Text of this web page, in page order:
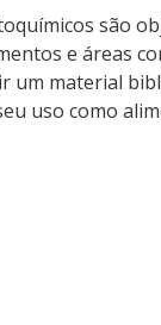
são
e áreas
um material
uso como